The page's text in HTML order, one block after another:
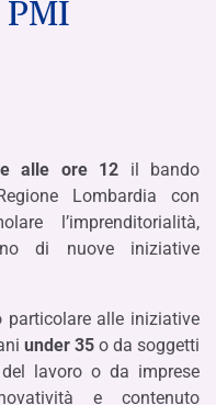
alle ore 12 il bando
Lombardia con
l’imprenditorialità,
di nuove iniziative
particolare alle iniziative
under 35 o da soggetti
lavoro o da imprese
e contenuto